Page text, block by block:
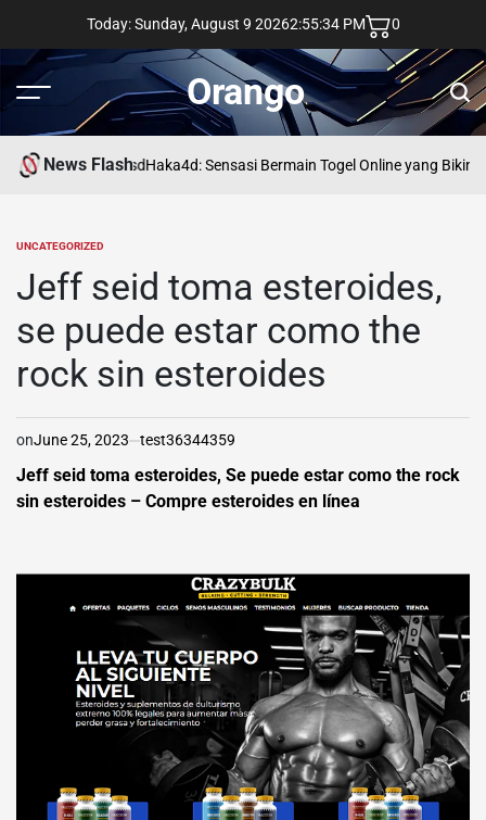
content
Today: Sunday, August 9 20262:55:35 PM 0
Menu Orango
News Flash
asdHaka4d: Sensasi Bermain Togel Online yang Bikin
POSTED
UNCATEGORIZED
Jeff seid toma esteroides,
se puede estar como the
rock sin esteroides
onJune 25, 2023 test36344359
Jeff seid toma esteroides, Se puede estar como the rock
sin esteroides – Compre esteroides en línea